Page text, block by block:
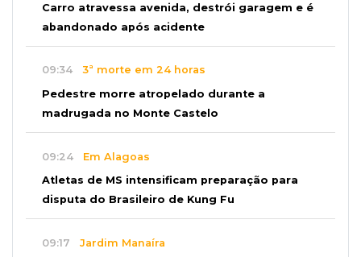
Carro atravessa avenida, destrói garagem e é
abandonado após acidente
09:34 3ª morte em 24 horas
Pedestre morre atropelado durante a
madrugada no Monte Castelo
09:24 Em Alagoas
Atletas de MS intensificam preparação para
disputa do Brasileiro de Kung Fu
09:17 Jardim Manaíra